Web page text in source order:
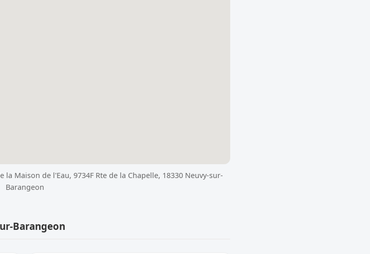
Maison de l'Eau, 9734F Rte de la Chapelle, 18330 Neuvy-sur-
Barangeon
Barangeon